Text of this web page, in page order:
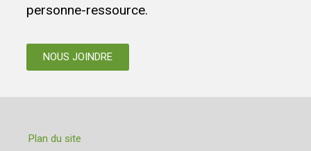
personne-ressource.
NOUS JOINDRE
Plan du site